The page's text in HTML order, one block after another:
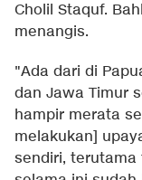
Cholil Staquf.
menangis.
"Ada dari di
dan Jawa Timur
hampir merata
melakukan]
sendiri,